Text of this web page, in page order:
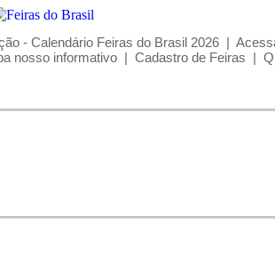
- Calendário Feiras do Brasil 2026 |
nosso informativo | Cadastro de Feiras |